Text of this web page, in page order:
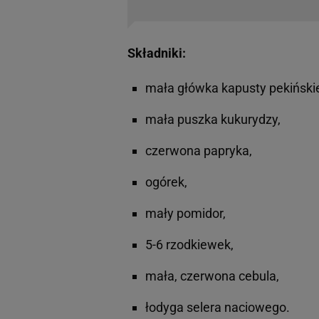
Składniki:
mała główka kapusty
mała puszka kukurydzy,
czerwona papryka,
ogórek,
mały pomidor,
5-6 rzodkiewek,
mała, czerwona cebula,
łodyga selera naciowego.